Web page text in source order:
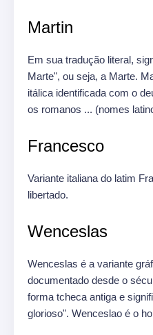
Martin
Em sua tradução literal,
Marte", ou seja, a Marte.
itálica identificada com o
os romanos ... (nomes
Francesco
Variante italiana do latim
libertado.
Wenceslas
Wenceslas é a variante
documentado desde o
forma tcheca antiga e
glorioso". Wenceslao é o